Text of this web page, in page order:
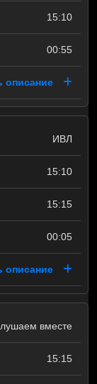
15:10
00:55
описание
ИВЛ
15:10
15:15
00:05
описание
вместе
15:15